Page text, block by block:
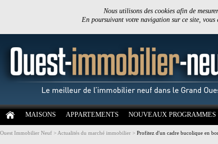
Nous utilisons des cookies afin de
En poursuivant votre navigation sur ce site,
MAISONS APPARTEMENTS NOUVEAUX PROGRAMMES
Ouest Immobilier Neuf > Actualités du marché immobilier > Profitez d'un cadre bucolique en